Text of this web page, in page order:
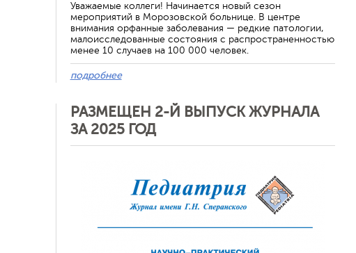
Уважаемые коллеги! Начинается новый сезон
мероприятий в Морозовской больнице. В центре
внимания орфанные заболевания — редкие патологии,
малоисследованные состояния с распространенностью
менее 10 случаев на 100 000 человек.
подробнее
РАЗМЕЩЕН 2-Й ВЫПУСК ЖУРНАЛА
ЗА 2025 ГОД